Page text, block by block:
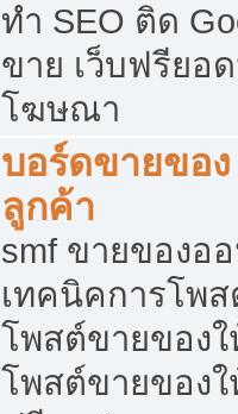
ทำ SEO ติด
ขาย เว็บฟรียอ
โฆษณา
บอร์ดขายของ
ลูกค้า
smf ขายของอ
เทคนิคการโพ
โพสต์ขายของ
โพสต์ขายของ